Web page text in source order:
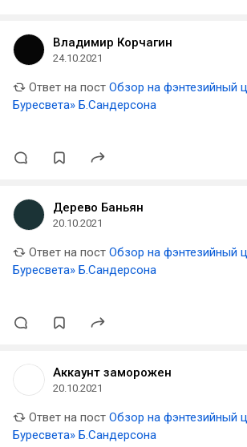
Владимир Корчагин
24.10.2021
Ответ на пост Обзор на фэнтезийный
Буресвета» Б.Сандерсона
Дерево Баньян
20.10.2021
Ответ на пост Обзор на фэнтезийный
Буресвета» Б.Сандерсона
Аккаунт заморожен
20.10.2021
Ответ на пост Обзор на фэнтезийный
Буресвета» Б.Сандерсона